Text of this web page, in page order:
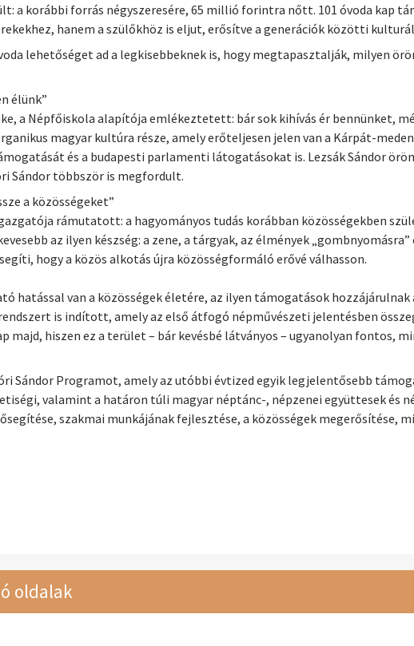
a korábbi forrás négyszeresére, 65 millió forintra nőtt. 101 óvoda kap
hanem a szülőkhöz is eljut, erősítve a generációk közötti
lehetőséget ad a legkisebbeknek is, hogy megtapasztalják, milyen
élünk”
a Népfőiskola alapítója emlékeztetett: bár sok kihívás ér bennünket,
magyar kultúra része, amely erőteljesen jelen van a Kárpát-
és a budapesti parlamenti látogatásokat is. Lezsák Sándor
Sándor többször is megfordult.
a közösségeket”
rámutatott: a hagyományos tudás korábban közösségekben
az ilyen készség: a zene, a tárgyak, az élmények
hogy a közös alkotás újra közösségformáló erővé válhasson.
hatással van a közösségek életére, az ilyen támogatások hozzájárulnak
is indított, amely az első átfogó népművészeti jelentésben
majd, hiszen ez a terület – bár kevésbé látványos – ugyanolyan fontos,
Sándor Programot, amely az utóbbi évtized egyik legjelentősebb
valamint a határon túli magyar néptánc-, népzenei együttesek és
szakmai munkájának fejlesztése, a közösségek megerősítése,
oldalak